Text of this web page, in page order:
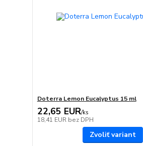
Doterra Lemon Eucalyptus 15 ml
22,65 EUR/ks
18,41 EUR bez DPH
Zvoliť variant